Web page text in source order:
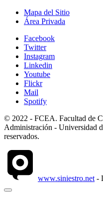
Mapa del Sitio
Área Privada
Facebook
Twitter
Instagram
Linkedin
Youtube
Flickr
Mail
Spotify
© 2022 - FCEA. Facultad de
Administración - Universidad
reservados.
www.siniestro.net -